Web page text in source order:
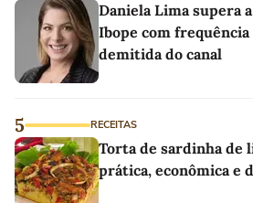
Daniela Lima supera
Ibope com frequência
demitida do canal
5 RECEITAS
Torta de sardinha de
prática, econômica e